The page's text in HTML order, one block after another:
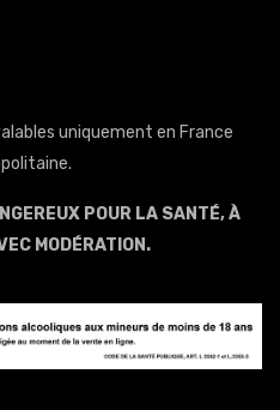
uniquement en France
POUR LA SANTÉ, À
MODÉRATION.